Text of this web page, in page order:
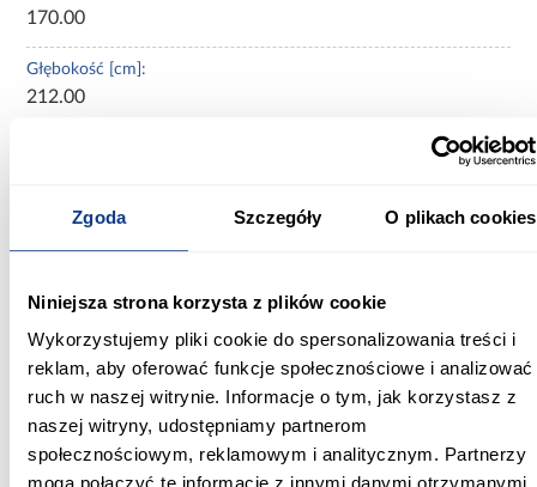
Zgoda Szczegóły O plikach cookies
Niniejsza strona korzysta z plików cookie
Wykorzystujemy pliki cookie do spersonalizowania treści i
reklam, aby oferować funkcje społecznościowe i analizować
ruch w naszej witrynie. Informacje o tym, jak korzystasz z
naszej witryny, udostępniamy partnerom
społecznościowym, reklamowym i analitycznym. Partnerzy
170.00
Głębokość [cm]:
212.00
Wysokość do siedziska [cm]:
31.00
Szerokość pow. spania [cm]:
160.00
Powierzchnia spania [cm]: